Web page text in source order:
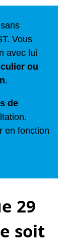
Vous
avec lui
ou
.
de
en fonction
soit